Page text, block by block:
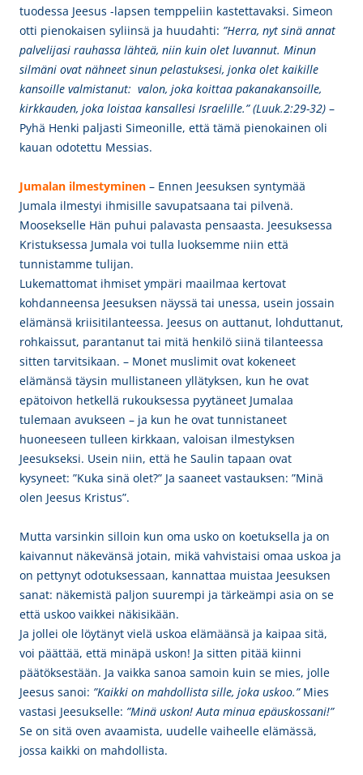
tuodessa Jeesus -lapsen temppeliin kastettavaksi. Simeon
otti pienokaisen syliinsä ja huudahti: ”Herra, nyt sinä annat
palvelijasi rauhassa lähteä, niin kuin olet luvannut. Minun
silmäni ovat nähneet sinun pelastuksesi, jonka olet kaikille
kansoille valmistanut: valon, joka koittaa pakanakansoille,
kirkkauden, joka loistaa kansallesi Israelille.” (Luuk.2:29-32) –
Pyhä Henki paljasti Simeonille, että tämä pienokainen oli
kauan odotettu Messias.
Jumalan ilmestyminen – Ennen Jeesuksen syntymää
Jumala ilmestyi ihmisille savupatsaana tai pilvenä.
Moosekselle Hän puhui palavasta pensaasta. Jeesuksessa
Kristuksessa Jumala voi tulla luoksemme niin että
tunnistamme tulijan.
Lukemattomat ihmiset ympäri maailmaa kertovat
kohdanneensa Jeesuksen näyssä tai unessa, usein jossain
elämänsä kriisitilanteessa. Jeesus on auttanut, lohduttanut,
rohkaissut, parantanut tai mitä henkilö siinä tilanteessa
sitten tarvitsikaan. – Monet muslimit ovat kokeneet
elämänsä täysin mullistaneen yllätyksen, kun he ovat
epätoivon hetkellä rukouksessa pyytäneet Jumalaa
tulemaan avukseen – ja kun he ovat tunnistaneet
huoneeseen tulleen kirkkaan, valoisan ilmestyksen
Jeesukseksi. Usein niin, että he Saulin tapaan ovat
kysyneet: ”Kuka sinä olet?” Ja saaneet vastauksen: ”Minä
olen Jeesus Kristus”.
Mutta varsinkin silloin kun oma usko on koetuksella ja on
kaivannut näkevänsä jotain, mikä vahvistaisi omaa uskoa ja
on pettynyt odotuksessaan, kannattaa muistaa Jeesuksen
sanat: näkemistä paljon suurempi ja tärkeämpi asia on se
että uskoo vaikkei näkisikään.
Ja jollei ole löytänyt vielä uskoa elämäänsä ja kaipaa sitä,
voi päättää, että minäpä uskon! Ja sitten pitää kiinni
päätöksestään. Ja vaikka sanoa samoin kuin se mies, jolle
Jeesus sanoi: ”Kaikki on mahdollista sille, joka uskoo.”Mies
vastasi Jeesukselle: ”Minä uskon! Auta minua epäuskossani!”
Se on sitä oven avaamista, uudelle vaiheelle elämässä,
jossa kaikki on mahdollista.